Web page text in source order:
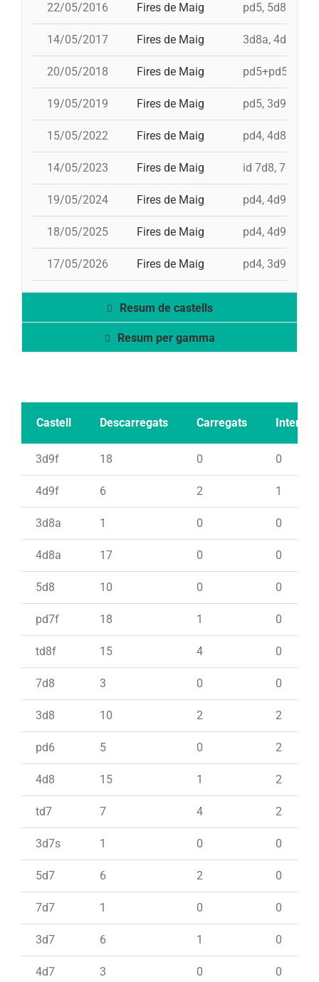
22/05/2016 Fires de Maig pd5, 5d8,
14/05/2017 Fires de Maig 3d8a, 4d9f,
20/05/2018 Fires de Maig pd5+pd5c,
19/05/2019 Fires de Maig pd5, 3d9f, id
15/05/2022 Fires de Maig pd4, 4d8a,
14/05/2023 Fires de Maig id 7d8, 7d8,
19/05/2024 Fires de Maig pd4, 4d9f, id
18/05/2025 Fires de Maig pd4, 4d9fc,
17/05/2026 Fires de Maig pd4, 3d9f,
Resum de castells
Resum per gamma
Castell Descarregats Carregats Intents
3d9f 18 0 0
4d9f 6 2 1
3d8a 1 0 0
4d8a 17 0 0
5d8 10 0 0
pd7f 18 1 0
td8f 15 4 0
7d8 3 0 0
3d8 10 2 2
pd6 5 0 2
4d8 15 1 2
td7 7 4 2
3d7s 1 0 0
5d7 6 2 0
7d7 1 0 0
3d7 6 1 0
4d7 3 0 0